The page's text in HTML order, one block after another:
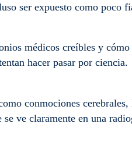
ser expuesto como poco
médicos creíbles y cómo
hacer pasar por ciencia.
conmociones cerebrales,
ve claramente en una